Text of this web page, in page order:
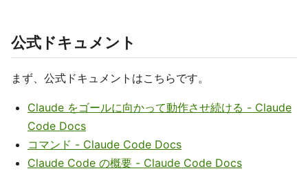
公式ドキュメント
まず、公式ドキュメントはこちらです。
Claude をゴールに向かって動作させ続ける - Claude
Code Docs
コマンド - Claude Code Docs
Claude Code の概要 - Claude Code Docs